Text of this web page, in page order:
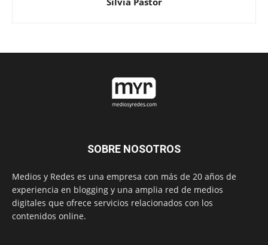
SOBRE NOSOTROS
Medios y Redes es una empresa con más de 20 años de
experiencia en blogging y una amplia red de medios
digitales que ofrece servicios relacionados con los
contenidos online.